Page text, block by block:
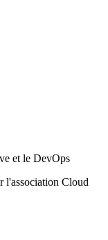
et le DevOps
l'association Cloud